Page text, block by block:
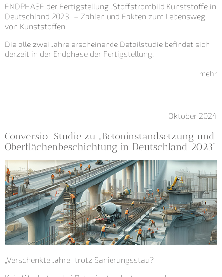
ENDPHASE der Fertigstellung „Stoffstrombild Kunststoffe in
Deutschland 2023“ – Zahlen und Fakten zum Lebensweg
von Kunststoffen
Die alle zwei Jahre erscheinende Detailstudie befindet sich
derzeit in der Endphase der Fertigstellung.
mehr
Oktober 2024
Conversio-Studie zu „Betoninstandsetzung und
Oberflächenbeschichtung in Deutschland 2023“
„Verschenkte Jahre“ trotz Sanierungsstau?